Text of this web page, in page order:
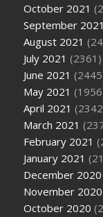
October 2021
September 2021
August 2021
July 2021 (2361)
June 2021
May 2021
April 2021
March 2021
February 2021
January 2021
December 2020
November 2020
October 2020